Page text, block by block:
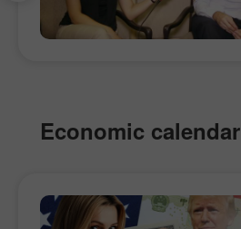
Economic calendar